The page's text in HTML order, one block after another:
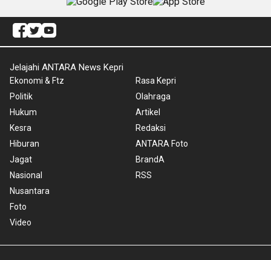
Jelajahi ANTARA News Kepri
Ekonomi & Ftz
Politik
Hukum
Kesra
Hiburan
Jagat
Nasional
Nusantara
Foto
Video
Rasa Kepri
Olahraga
Artikel
Redaksi
ANTARA Foto
BrandA
RSS